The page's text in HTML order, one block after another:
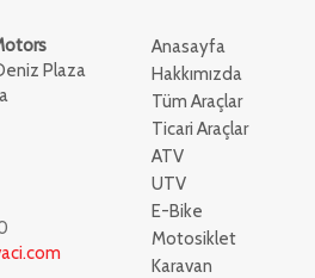
Plaza
Anasayfa
Hakkımızda
Tüm Araçlar
Ticari Araçlar
ATV
UTV
E-Bike
Motosiklet
Karavan